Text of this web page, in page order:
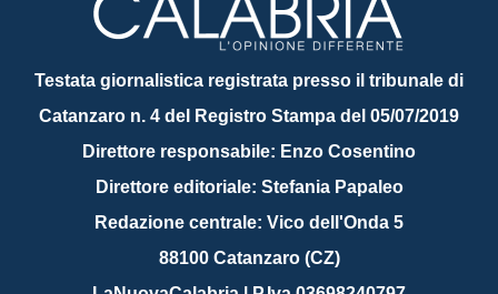
Testata giornalistica registrata presso il tribunale di
Catanzaro n. 4 del Registro Stampa del 05/07/2019
Direttore responsabile: Enzo Cosentino
Direttore editoriale: Stefania Papaleo
Redazione centrale: Vico dell'Onda 5
88100 Catanzaro (CZ)